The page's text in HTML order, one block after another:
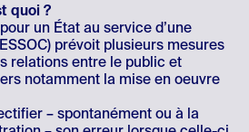
quoi ?
un État au service d’une
prévoit plusieurs mesures
relations entre le public et
notamment la mise en oeuvre
– spontanément ou à la